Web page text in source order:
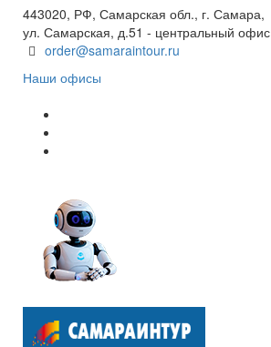
443020, РФ, Самарская обл., г. Самара,
ул. Самарская, д.51 - центральный офис
order@samaraintour.ru
Наши офисы